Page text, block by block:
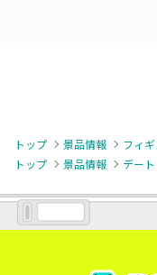
トップ 景品情報 フィ
トップ
景品情報 デー